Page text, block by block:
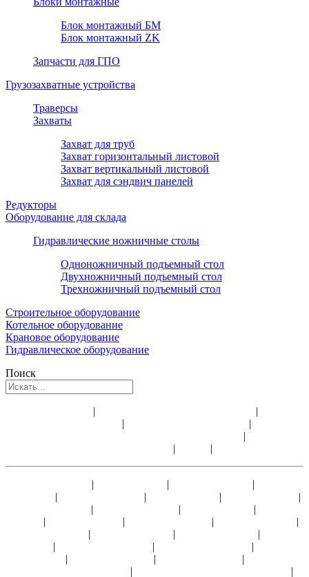
Блок монтажный БМ
Блок монтажный ZK
Запчасти для ГПО
Грузозахватные устройства
Траверсы
Захваты
Захват для труб
Захват горизонтальный листовой
Захват вертикальный листовой
Захват для сэндвич панелей
Редукторы
Оборудование для склада
Гидравлические ножничные столы
Одноножничный подъемный стол
Двухножничный подъемный стол
Трехножничный подъемный стол
Строительное оборудование
Котельное оборудование
Крановое оборудование
Гидравлическое оборудование
Поиск
| |
| |
|
| |
| | |
| | |
|
| | |
| | |
|
| | |
| | |
| | |
| |